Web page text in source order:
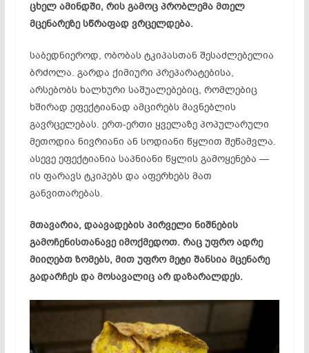
ცხელ ამინდში, რის გამოც პრობლემა მთელ
მცენარეზე სწრაფად ვრცელდება.
საბედნიეროდ, ობობას ტკიპასთან შესაძლებელია
ბრძოლა. გარდა ქიმიური პრეპარატებისა,
არსებობს ხალხური საშუალებებიც, რომლებიც
ხშირად ეფექტიანად ამცირებს მავნებლის
გავრცელებას. ერთ-ერთი ყველაზე პოპულარული
მეთოდია ნივრიანი ან სოდიანი წყლით შეწამვლა.
ასევე ეფექტიანია საპნიანი წყლის გამოყენება —
ის ფარავს ტკიპებს და აფერხებს მათ
განვითარებას.
მთავარია, დაავადების პირველი ნიშნების
გამოჩენისთანავე იმოქმედოთ. რაც უფრო ადრე
მიიღებთ ზომებს, მით უფრო მეტი შანსია მცენარე
გადარჩეს და მოსავალიც არ დაზარალდეს.